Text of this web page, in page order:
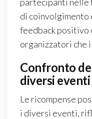
di coinvolgimento
feedback positivo
organizzatori che
Confronto
diversi eventi
Le ricompense
i diversi eventi,